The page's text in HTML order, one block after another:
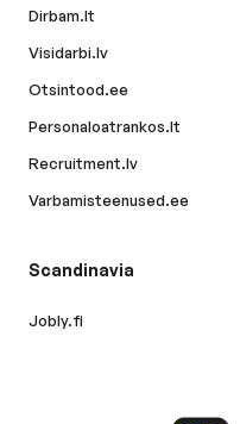
Dirbam.lt
Visidarbi.lv
Otsintood.ee
Personaloatrankos.lt
Recruitment.lv
Varbamisteenused.ee
Scandinavia
Jobly.fi